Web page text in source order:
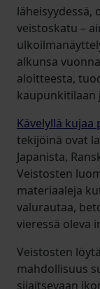
veistoskatu –
alkunsa
aloitteesta,
kaupunkitilaan
Kävelyllä kujaa
tekijöinä ovat
Japanista,
Veistosten
materiaaleja
valurautaa,
vieressä oleva
Veistosten
mahdollisuus
sijaitsevaan